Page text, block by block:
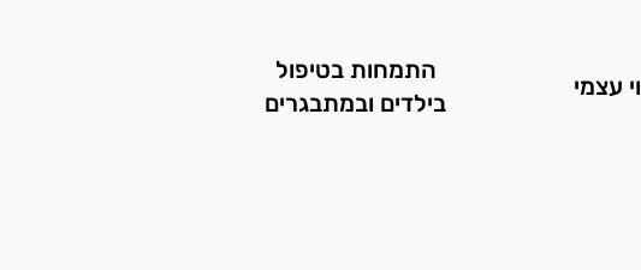
התמחות בטיפול
בילדים ובמתבגרים
וי עצמי